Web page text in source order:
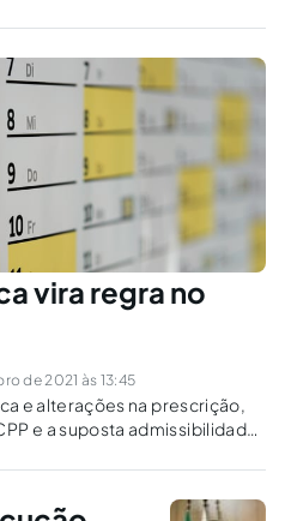
recebimento de citação e
vira regra no
de 2021 às 13:45
e alterações na prescrição,
e a suposta admissibilidade